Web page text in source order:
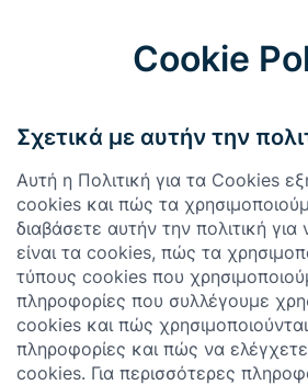
Cookie
Σχετικά με αυτήν την
Αυτή η Πολιτική για τα Cookies
cookies και πώς τα
διαβάσετε αυτήν την πολιτική
είναι τα cookies, πώς τα
τύπους cookies που
πληροφορίες που συλλέγουμε
cookies και πώς
πληροφορίες και πώς να ελέγχετε
cookies. Για περισσότερες